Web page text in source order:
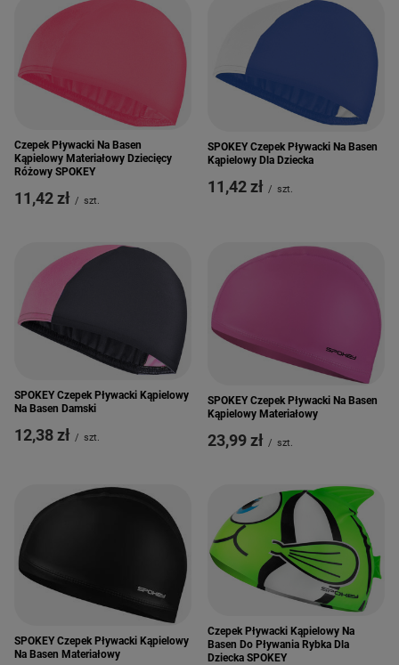
Czepek Pływacki Na Basen
Kąpielowy Materiałowy Dziecięcy
Różowy SPOKEY
11,42 zł / szt.
SPOKEY Czepek Pływacki Na Basen
Kąpielowy Dla Dziecka
11,42 zł / szt.
SPOKEY Czepek Pływacki Kąpielowy
Na Basen Damski
12,38 zł / szt.
SPOKEY Czepek Pływacki Na Basen
Kąpielowy Materiałowy
23,99 zł / szt.
SPOKEY Czepek Pływacki Kąpielowy
Na Basen Materiałowy
Czepek Pływacki Kąpielowy Na
Basen Do Pływania Rybka Dla
Dziecka SPOKEY